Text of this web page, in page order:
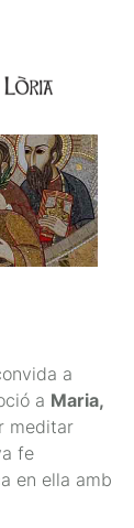
a
a Maria,
meditar
fe
en ella amb